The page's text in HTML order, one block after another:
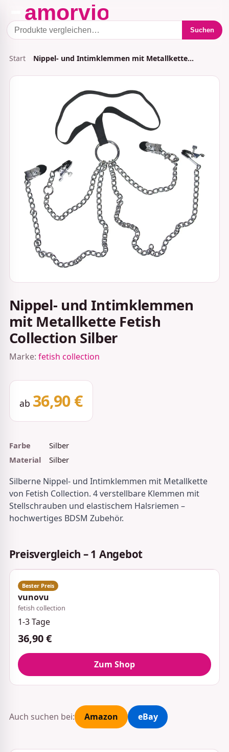
Suchen
Start Nippel- und Intimklemmen mit Metallkette…
Nippel- und Intimklemmen
mit Metallkette Fetish
Collection Silber
Marke: fetish collection
ab 36,90 €
Farbe
Silber
Material
Silber
Silberne Nippel- und Intimklemmen mit Metallkette
von Fetish Collection. 4 verstellbare Klemmen mit
Stellschrauben und elastischem Halsriemen –
hochwertiges BDSM Zubehör.
Preisvergleich – 1 Angebot
vunovu
fetish collection
1-3 Tage
36,90 €
Zum Shop
Auch suchen bei: Amazon eBay